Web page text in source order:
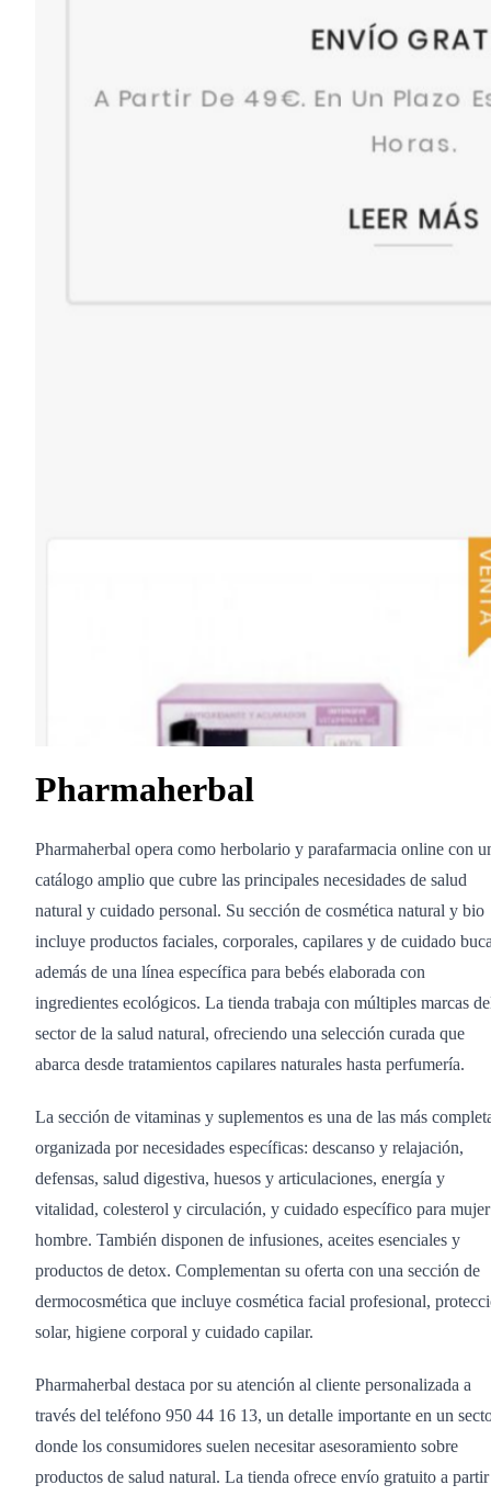
Pharmaherbal
Pharmaherbal opera como herbolario y parafarmacia online con
catálogo amplio que cubre las principales necesidades de salud
natural y cuidado personal. Su sección de cosmética natural y bio
incluye productos faciales, corporales, capilares y de cuidado
además de una línea específica para bebés elaborada con
ingredientes ecológicos. La tienda trabaja con múltiples marcas
sector de la salud natural, ofreciendo una selección curada que
abarca desde tratamientos capilares naturales hasta perfumería.
La sección de vitaminas y suplementos es una de las más
organizada por necesidades específicas: descanso y relajación,
defensas, salud digestiva, huesos y articulaciones, energía y
vitalidad, colesterol y circulación, y cuidado específico para
hombre. También disponen de infusiones, aceites esenciales y
productos de detox. Complementan su oferta con una sección de
dermocosmética que incluye cosmética facial profesional,
solar, higiene corporal y cuidado capilar.
Pharmaherbal destaca por su atención al cliente personalizada a
través del teléfono 950 44 16 13, un detalle importante en un
donde los consumidores suelen necesitar asesoramiento sobre
productos de salud natural. La tienda ofrece envío gratuito a partir